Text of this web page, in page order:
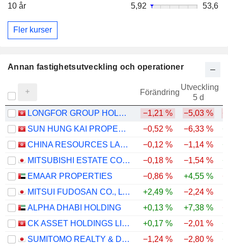
10 år
5,92 53,6
Fler kurser
Annan fastighetsutveckling och operationer
Förändring
Utveckling
5 d
LONGFOR GROUP HOLDINGS LIMITED −1,21 % −5,03 %
SUN HUNG KAI PROPERTIES LIMITED
−0,52 % −6,33 %
CHINA RESOURCES LAND LIMITED
−0,12 % −1,14 %
MITSUBISHI ESTATE CO., LTD.
−0,18 % −1,54 %
EMAAR PROPERTIES
−0,86 % +4,55 %
MITSUI FUDOSAN CO., LTD.
+2,49 % −2,24 %
ALPHA DHABI HOLDING
+0,13 % +7,38 %
CK ASSET HOLDINGS LIMITED
+0,17 % −2,01 %
SUMITOMO REALTY & DEVELOPMENT CO., LTD.
−1,24 % −2,80 %